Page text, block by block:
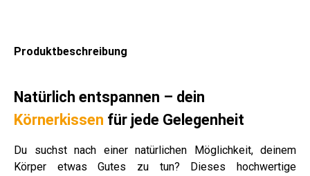
Produktbeschreibung
Natürlich entspannen – dein
Körnerkissen für jede Gelegenheit
Du suchst nach einer natürlichen Möglichkeit, deinem
Körper etwas Gutes zu tun? Dieses hochwertige